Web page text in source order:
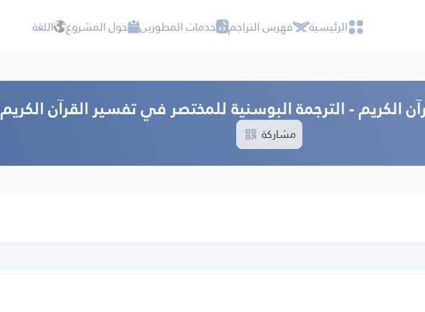
الرئيسية فهرس التراجم خدمات المطورين حول المشروع اللغة
الكريم - الترجمة البوسنية للمختصر في تفسير القرآن الكريم
مشاركة